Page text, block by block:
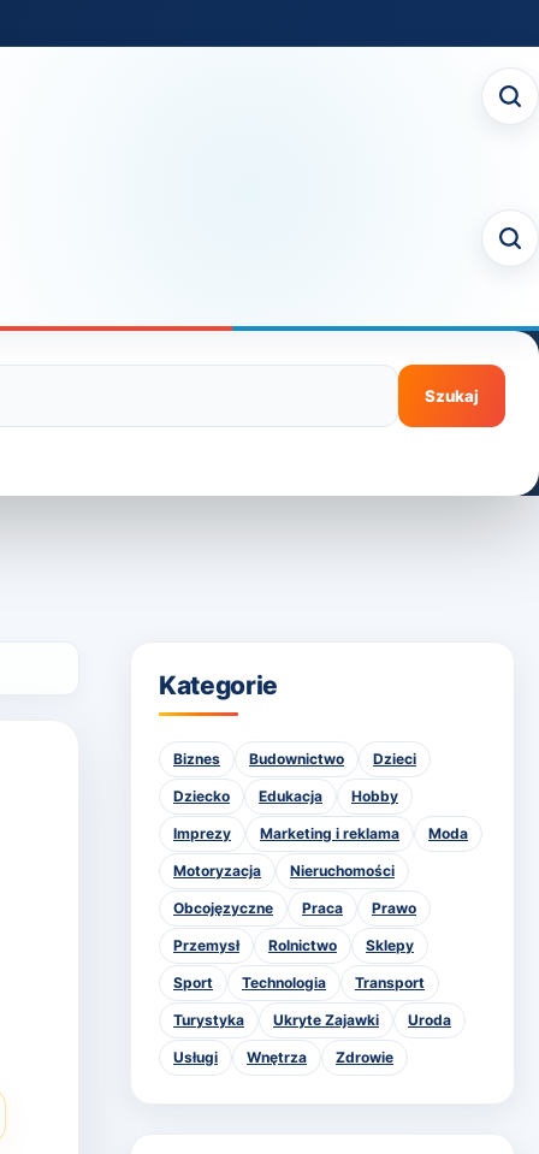
Kategorie
Biznes Budownictwo Dzieci
Dziecko Edukacja Hobby
Imprezy Marketing i reklama Moda
Motoryzacja Nieruchomości
Obcojęzyczne Praca Prawo
Przemysł Rolnictwo Sklepy
Sport Technologia Transport
Turystyka Ukryte Zajawki Uroda
Usługi Wnętrza Zdrowie